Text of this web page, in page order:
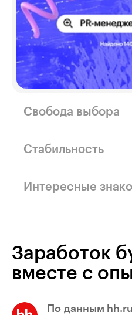
Свобода выбора
в образовании,
Стабильность
Вам будет достаточно
Интересные
компаний
Заработок
вместе с
По данным